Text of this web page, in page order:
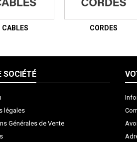
CABLES CORDES
SOCIÉTÉ
légales
Générales de Vente